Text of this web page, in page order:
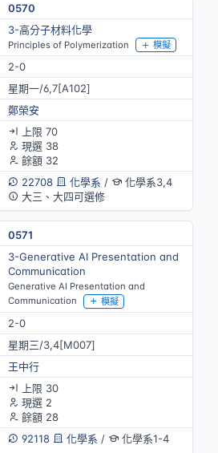
0570
3-高分子材料化學
Principles of Polymerization 模擬
2-0
星期一/6,7[A102]
鄭榮安
上限 70
現選 38
餘額 32
22708
化學系 /
化學系3,4
大三、大四可選修
0571
3-Generative AI Presentation and
Communication
Generative AI Presentation and
Communication
模擬
2-0
星期三/3,4[M007]
王中行
上限 30
現選 2
餘額 28
92118
化學系 / 化學系1-4